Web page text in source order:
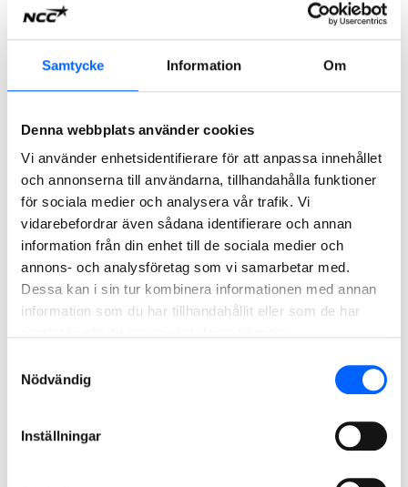
Samtycke Information Om
Denna webbplats använder cookies
Vi använder enhetsidentifierare för att anpassa innehållet
och annonserna till användarna, tillhandahålla funktioner
för sociala medier och analysera vår trafik. Vi
vidarebefordrar även sådana identifierare och annan
information från din enhet till de sociala medier och
annons- och analysföretag som vi samarbetar med.
Dessa kan i sin tur kombinera informationen med annan
information som du har tillhandahållit eller som de har
Nödvändig
Inställningar
NCC har stor erfarenhet av att genomföra
säkerhetsklassade projekt. I närområdet bygger NCC ut
inlett samarbete om en ny anstalt i Trelleborg. NCC har även
Uppdraget påbörjades hösten 2025 och beräknas vara
färdigt våren 2027. Projektet genomförs som en
totalentreprenad i samverkan och ordervärdet, som
beräknas uppgå till cirka 95 MSEK, orderregistreras
löpande i NCC Infrastructure.
För ytterligare information, vänligen kontakta:
Mattias Svensson, affärschef NCC Infrastructure, 070-579
32 21,mattias,svensson@ncc.se
NCC:s
NCC är ett av de ledande byggföretagen i Norden.
Som expert på att driva komplexa byggprocesser bidrar